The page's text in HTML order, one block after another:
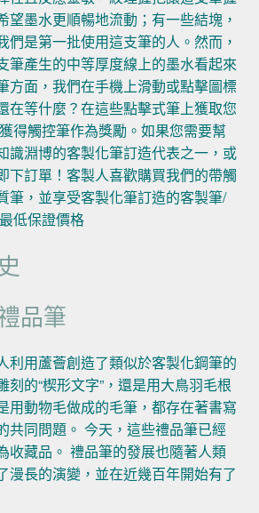
望墨水更順暢地流動；有一些結塊，
們是第一批使用這支筆的人。然而，
筆產生的中等厚度線上的墨水看起來
方面，我們在手機上滑動或點擊圖標
在等什麼？在這些點擊式筆上獲取您
得觸控筆作為獎勵。如果您需要幫
識淵博的客製化筆訂造代表之一，或
下訂單！客製人喜歡購買我們的帶觸
筆，並享受客製化筆訂造的客製筆/
低保證價格
品筆
利用蘆薈創造了類似於客製化鋼筆的
刻的“楔形文字”，還是用大鳥羽毛根
用動物毛做成的毛筆，都存在著書寫
共同問題。 今天，這些禮品筆已經
收藏品。 禮品筆的發展也隨著人類
漫長的演變，並在近幾百年開始有了